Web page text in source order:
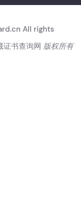
All rights
证书查询网 版权所有